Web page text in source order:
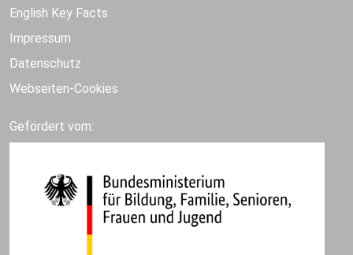
English Key Facts
Impressum
Datenschutz
Webseiten-Cookies
Gefördert vom: